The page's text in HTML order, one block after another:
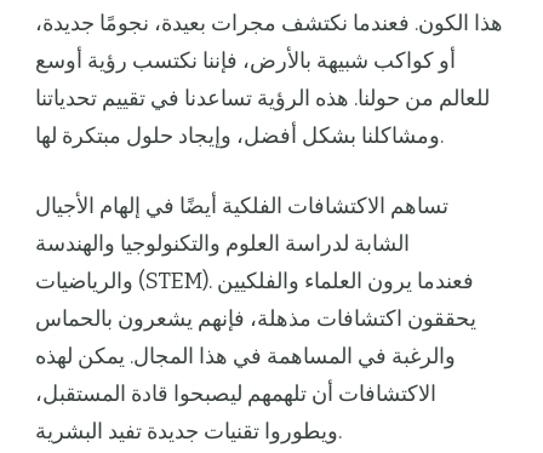
هذا الكون. فعندما نكتشف مجرات بعيدة، نجومًا جديدة،
أو كواكب شبيهة بالأرض، فإننا نكتسب رؤية أوسع
للعالم من حولنا. هذه الرؤية تساعدنا في تقييم تحدياتنا
ومشاكلنا بشكل أفضل، وإيجاد حلول مبتكرة لها.
تساهم الاكتشافات الفلكية أيضًا في إلهام الأجيال
الشابة لدراسة العلوم والتكنولوجيا والهندسة
والرياضيات (STEM). فعندما يرون العلماء والفلكيين
يحققون اكتشافات مذهلة، فإنهم يشعرون بالحماس
والرغبة في المساهمة في هذا المجال. يمكن لهذه
الاكتشافات أن تلهمهم ليصبحوا قادة المستقبل،
ويطوروا تقنيات جديدة تفيد البشرية.